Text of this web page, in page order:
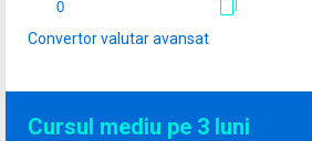
Convertor valutar avansat
Cursul mediu pe 3 luni